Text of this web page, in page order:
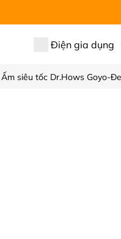
Điện gia dụng
Ấm siêu tốc Dr.Hows Goyo-